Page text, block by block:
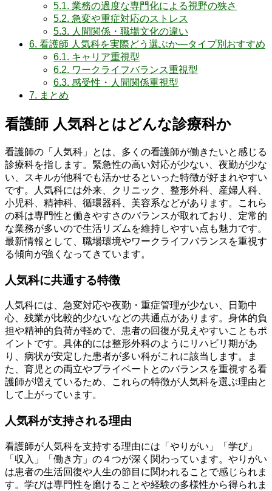
5.1. 業務の過度な専門化による視野の狭さ
5.2. 急変や重症対応のストレス
5.3. 人間関係・職場文化の違い
6. 看護師 人気科を実際どう選ぶか—タイプ別おすすめ
6.1. キャリア重視型
6.2. ワークライフバランス重視型
6.3. 感受性・人間関係重視型
7. まとめ
看護師 人気科とはどんな診療科か
看護師の「人気科」とは、多くの看護師が働きたいと感じる
診療科を指します。緊急性の高い対応が少ない、夜勤が少な
い、スキルが他科でも活かせるといった特徴が好まれやすい
です。人気科には外来、クリニック、整形外科、産婦人科、
小児科、精神科、循環器科、美容系などがあります。これら
の科は専門性と働きやすさのバランスが取れており、定常的
な業務が多いので生活リズムを維持しやすい点も魅力です。
最新情報として、職場環境やワークライフバランスを重視す
る傾向が強くなってきています。
人気科に共通する特徴
人気科には、急変対応や夜勤・重症管理が少ない、日勤中
心、残業が比較的少ないなどの共通点があります。身体的負
担や精神的負荷が軽めで、患者の回復が見えやすいこともポ
イントです。具体的には整形外科のようにリハビリ期があ
り、病状が安定した患者が多い科がこれに該当します。ま
た、育児との両立やプライベートとのバランスを重視する看
護師が増えているため、これらの特徴が人気科を選ぶ理由と
して上がっています。
人気科が支持される理由
看護師が人気科を支持する理由には「やりがい」「学び」
「収入」「働き方」の４つが深く関わっています。やりがい
は患者の生活回復や人生の節目に関われることで感じられま
す。学びは専門性を磨けることや経験の多様性から得られま